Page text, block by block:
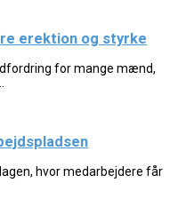
erektion og styrke
for mange mænd,
hvor medarbejdere får